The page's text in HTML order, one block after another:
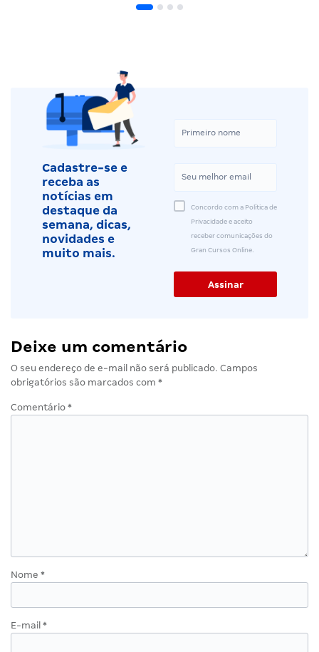
Cadastre-se e
receba as
notícias em
destaque da
semana, dicas,
novidades e
muito mais.
Concordo com a Política de
Privacidade e aceito
receber comunicações do
Gran Cursos Online.
Deixe um comentário
O seu endereço de e-mail não será publicado. Campos
obrigatórios são marcados com *
Comentário *
Nome *
E-mail *